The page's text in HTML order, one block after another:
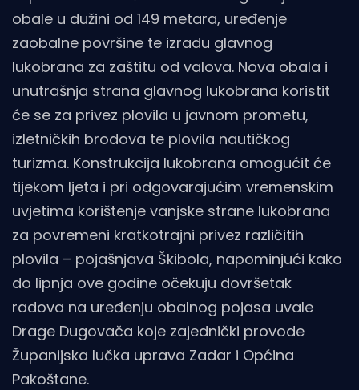
obale u dužini od 149 metara, uređenje
zaobalne površine te izradu glavnog
lukobrana za zaštitu od valova. Nova obala i
unutrašnja strana glavnog lukobrana koristit
će se za privez plovila u javnom prometu,
izletničkih brodova te plovila nautičkog
turizma. Konstrukcija lukobrana omogućit će
tijekom ljeta i pri odgovarajućim vremenskim
uvjetima korištenje vanjske strane lukobrana
za povremeni kratkotrajni privez različitih
plovila – pojašnjava Škibola, napominjući kako
do lipnja ove godine očekuju dovršetak
radova na uređenju obalnog pojasa uvale
Drage Dugovača koje zajednički provode
Županijska lučka uprava Zadar i Općina
Pakoštane.